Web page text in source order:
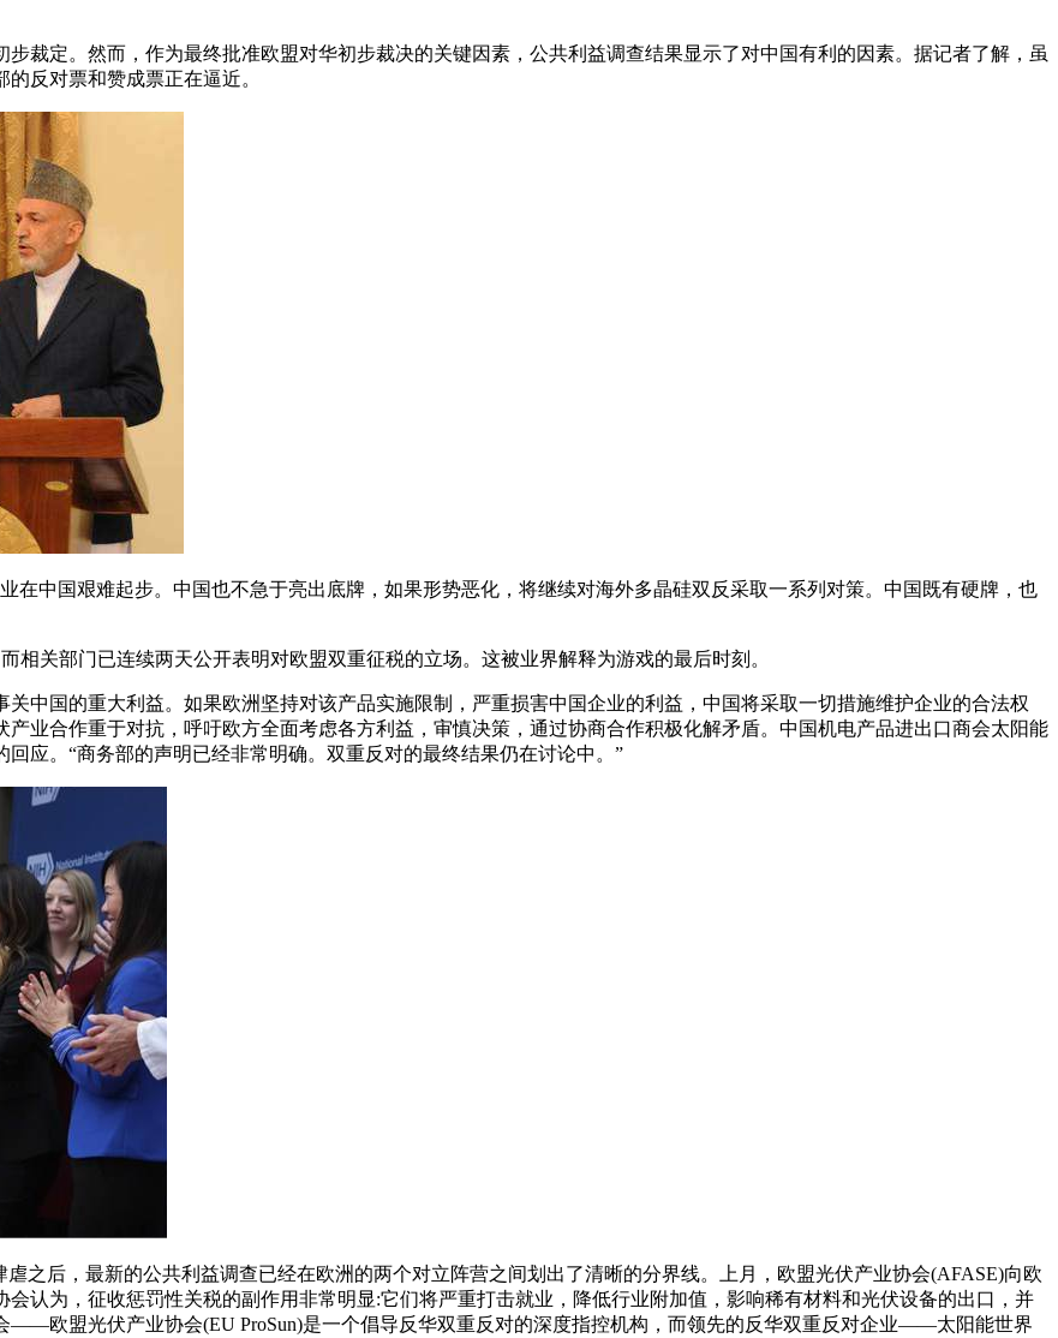
裁定。然而，作为最终批准欧盟对华初步裁决的关键因素，公共利益调查结果显示了对中国有利的因素。据记者了解，虽
反对票和赞成票正在逼近。
在中国艰难起步。中国也不急于亮出底牌，如果形势恶化，将继续对海外多晶硅双反采取一系列对策。中国既有硬牌，也
相关部门已连续两天公开表明对欧盟双重征税的立场。这被业界解释为游戏的最后时刻。
中国的重大利益。如果欧洲坚持对该产品实施限制，严重损害中国企业的利益，中国将采取一切措施维护企业的合法权
业合作重于对抗，呼吁欧方全面考虑各方利益，审慎决策，通过协商合作积极化解矛盾。中国机电产品进出口商会太阳能
应。“商务部的声明已经非常明确。双重反对的最终结果仍在讨论中。”
之后，最新的公共利益调查已经在欧洲的两个对立阵营之间划出了清晰的分界线。上月，欧盟光伏产业协会(AFASE)向欧
认为，征收惩罚性关税的副作用非常明显:它们将严重打击就业，降低行业附加值，影响稀有材料和光伏设备的出口，并
——欧盟光伏产业协会(EU ProSun)是一个倡导反华双重反对的深度指控机构，而领先的反华双重反对企业——太阳能世界